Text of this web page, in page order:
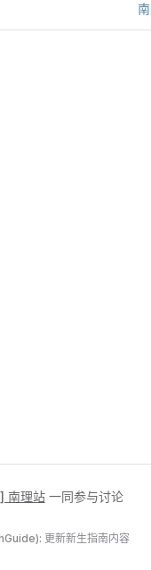
南理站一同参与讨论
更新新生指南内容